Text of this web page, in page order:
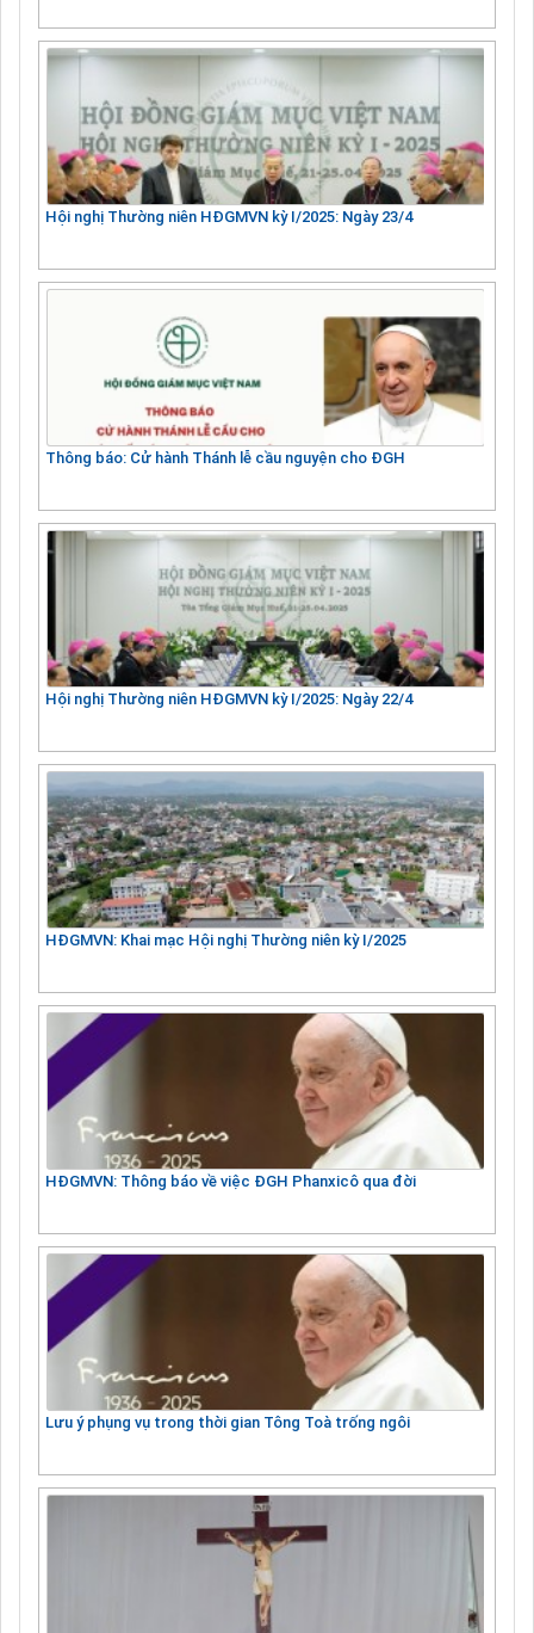
Hội nghị Thường niên HĐGMVN kỳ I/2025: Ngày 23/4
Thông báo: Cử hành Thánh lễ cầu nguyện cho ĐGH
Hội nghị Thường niên HĐGMVN kỳ I/2025: Ngày 22/4
HĐGMVN: Khai mạc Hội nghị Thường niên kỳ I/2025
HĐGMVN: Thông báo về việc ĐGH Phanxicô qua đời
Lưu ý phụng vụ trong thời gian Tông Toà trống ngôi